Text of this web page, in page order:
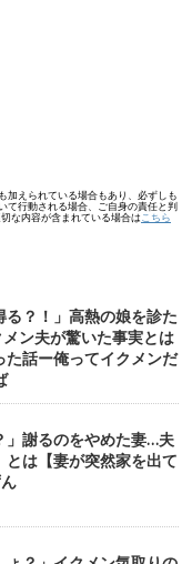
加えられている場合もあり、必ずしも
て行動される場合、ご自身の責任と判
な内容が含まれている場合は こちら
る？！」高熱の娘を診た
ン夫が驚いた事実とは
た話ー俺ってイクメンだ
」謝るのをやめた妻…夫
は【妻が突然家を出て